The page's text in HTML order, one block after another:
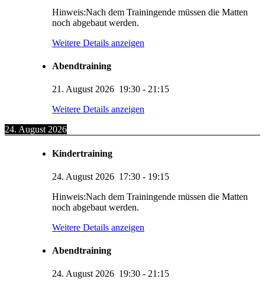
Hinweis:Nach dem Trainingende müssen die Matten
noch abgebaut werden.
Weitere Details anzeigen
Abendtraining
21. August 2026 19:30 - 21:15
Weitere Details anzeigen
24. August 2026
Kindertraining
24. August 2026 17:30 - 19:15
Hinweis:Nach dem Trainingende müssen die Matten
noch abgebaut werden.
Weitere Details anzeigen
Abendtraining
24. August 2026 19:30 - 21:15